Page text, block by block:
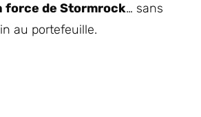
force de Stormrock… sans
au portefeuille.